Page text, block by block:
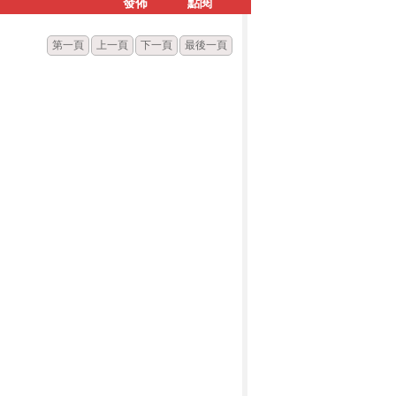
第一頁 上一頁 下一頁 最後一頁